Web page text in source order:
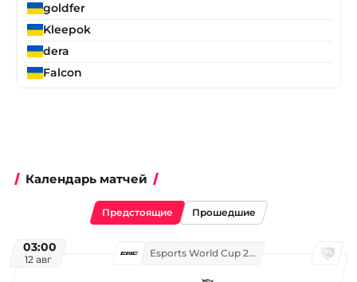
goldfer
Kleepok
dera
Falcon
Календарь матчей
Предстоящие Прошедшие
03:00
12 авг
Esports World Cup 2026